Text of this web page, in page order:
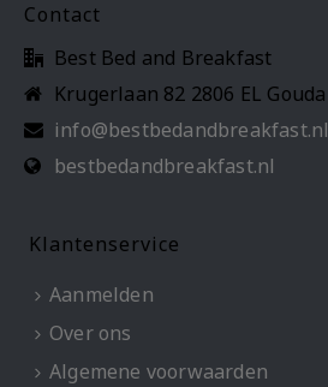
Contact
Best Bed and Breakfast
Krugerlaan 82 2806 EL Gouda
info@bestbedandbreakfast.nl
bestbedandbreakfast.nl
Klantenservice
Aanmelden
Over ons
Algemene voorwaarden